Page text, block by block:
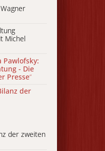
Michel
Pawlofsky:
- Die
Presse“
der
der zweiten